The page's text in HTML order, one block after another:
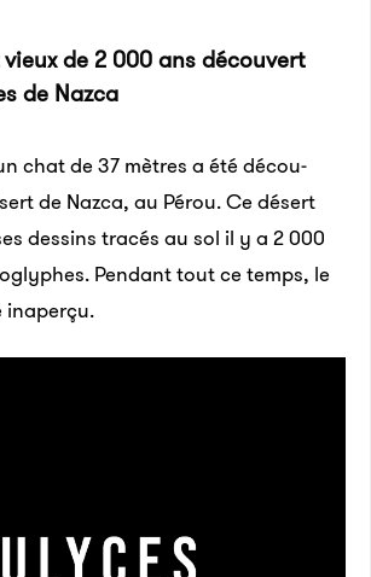
de 2 000 ans découvert
de Nazca
chat de 37 mètres a été décou­
de Nazca, au Pérou. Ce désert
dessins tracés au sol il y a 2 000
Pendant tout ce temps, le
inaperçu.